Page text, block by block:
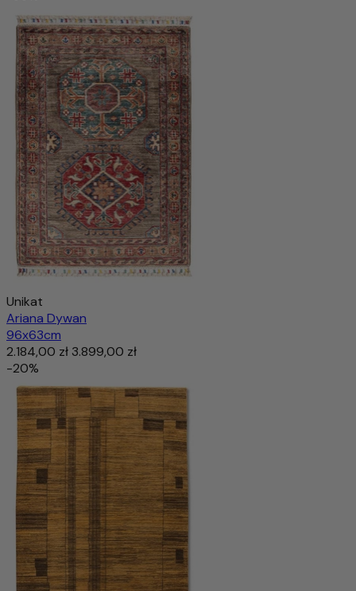
Unikat
Ariana Dywan
96x63cm
2.184,00 zł 3.899,00 zł
-20%